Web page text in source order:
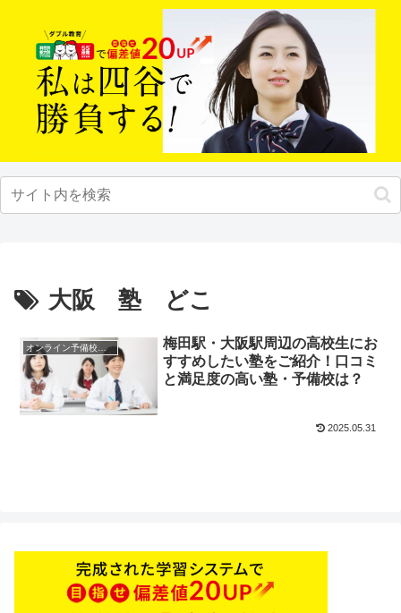
大阪 塾 どこ
梅田駅・大阪駅周辺の高校生にお
すすめしたい塾をご紹介！口コミ
と満足度の高い塾・予備校は？
2025.05.31